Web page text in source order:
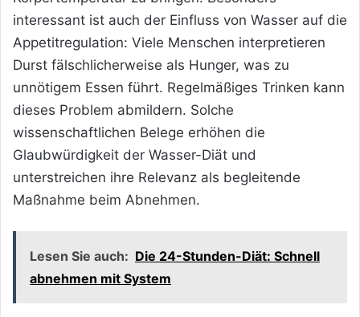
interessant ist auch der Einfluss von Wasser auf die
Appetitregulation: Viele Menschen interpretieren
Durst fälschlicherweise als Hunger, was zu
unnötigem Essen führt. Regelmäßiges Trinken kann
dieses Problem abmildern. Solche
wissenschaftlichen Belege erhöhen die
Glaubwürdigkeit der Wasser-Diät und
unterstreichen ihre Relevanz als begleitende
Maßnahme beim Abnehmen.
Lesen Sie auch: Die 24-Stunden-Diät: Schnell
abnehmen mit System